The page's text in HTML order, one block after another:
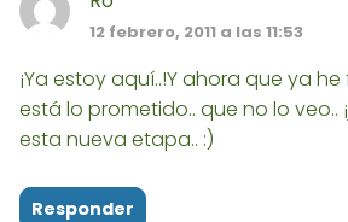
12 febrero, 2011 a las 11:53
¡Ya estoy aquí..!Y ahora que ya
está lo prometido.. que no lo veo..
esta nueva etapa.. :)
Responder